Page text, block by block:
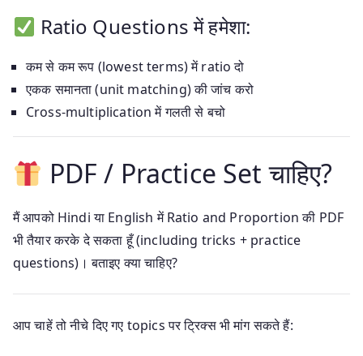
Ratio Questions में हमेशा:
कम से कम रूप (lowest terms) में ratio दो
एकक समानता (unit matching) की जांच करो
Cross-multiplication में गलती से बचो
PDF / Practice Set चाहिए?
मैं आपको Hindi या English में Ratio and Proportion की PDF
भी तैयार करके दे सकता हूँ (including tricks + practice
questions)। बताइए क्या चाहिए?
आप चाहें तो नीचे दिए गए topics पर ट्रिक्स भी मांग सकते हैं: